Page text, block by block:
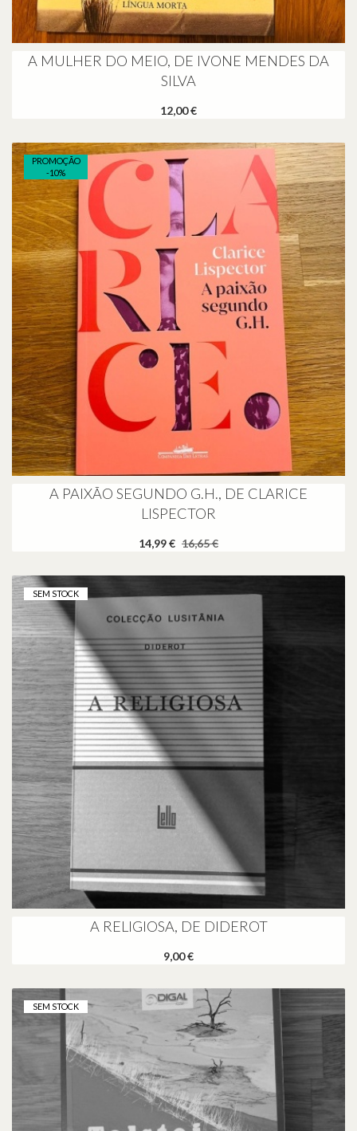
A MULHER DO MEIO, DE IVONE MENDES DA
SILVA
12,00 €
PROMOÇÃO
-10%
A PAIXÃO SEGUNDO G.H., DE CLARICE
LISPECTOR
14,99 € 16,65 €
SEM STOCK
A RELIGIOSA, DE DIDEROT
9,00 €
SEM STOCK